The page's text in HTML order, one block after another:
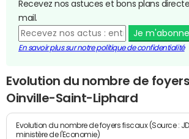
Recevez nos astuces et bons plans
mail.
Je m'abonne
En savoir plus sur notre politique de confidentialité
Evolution du nombre de
Oinville-Saint-Liphard
Evolution du nombre de foyers fiscaux (Source :
ministère de l'Economie)